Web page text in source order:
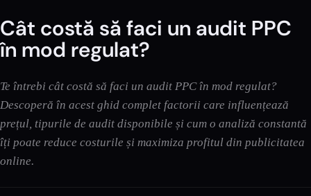
Cât costă să faci un audit PPC
în mod regulat?
Te întrebi cât costă să faci un audit PPC în mod regulat?
Descoperă în acest ghid complet factorii care influențează
prețul, tipurile de audit disponibile și cum o analiză constantă
îți poate reduce costurile și maximiza profitul din publicitatea
online.